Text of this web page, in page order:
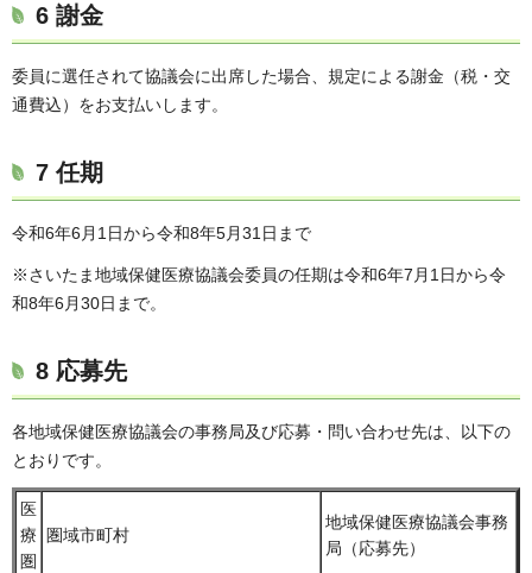
6 謝金
委員に選任されて協議会に出席した場合、規定による謝金（税・交
通費込）をお支払いします。
7 任期
令和6年6月1日から令和8年5月31日まで
※さいたま地域保健医療協議会委員の任期は令和6年7月1日から令
和8年6月30日まで。
8 応募先
各地域保健医療協議会の事務局及び応募・問い合わせ先は、以下の
とおりです。
医
療
圏
圏域市町村
地域保健医療協議会事務
局（応募先）